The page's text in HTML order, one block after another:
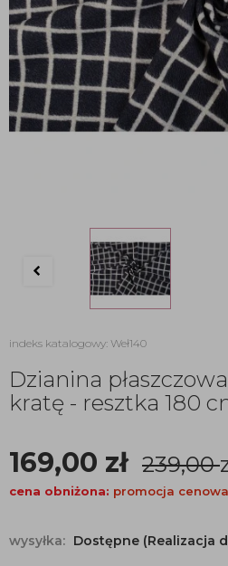
indeks katalogowy: Weł140
Dzianina
kratę - resztka 180
169,00 zł 239,00
cena obniżona: promocja
wysyłka: Dostępne (Realizacja